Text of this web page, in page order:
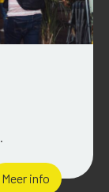
Meer info